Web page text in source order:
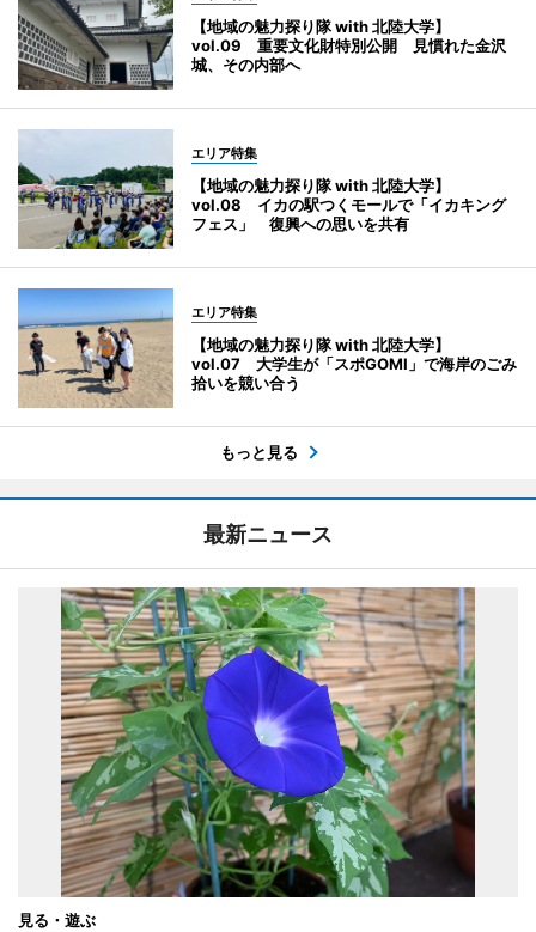
【地域の魅力探り隊 with 北陸大学】
vol.09 重要文化財特別公開 見慣れた金沢
城、その内部へ
エリア特集
【地域の魅力探り隊 with 北陸大学】
vol.08 イカの駅つくモールで「イカキング
フェス」 復興への思いを共有
エリア特集
【地域の魅力探り隊 with 北陸大学】
vol.07 大学生が「スポGOMI」で海岸のごみ
拾いを競い合う
もっと見る
最新ニュース
見る・遊ぶ